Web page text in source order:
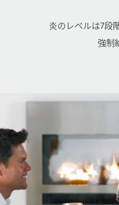
炎のレベルは7段
強制